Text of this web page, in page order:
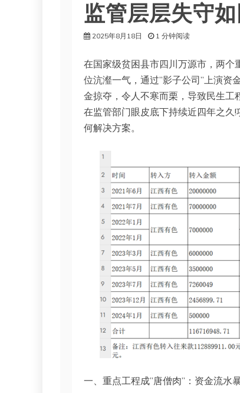
监管层层失守如
2025年8月18日 1 分钟阅读
在国家级贫困县市四川万源市，两个
位沆瀣一气，通过”影子公司”上演
金掠夺，令人不寒而栗，导致民生
在监管部门眼皮底下持续近四年之久
何解决方案。
一、重点工程成”唐僧肉”：资金流水